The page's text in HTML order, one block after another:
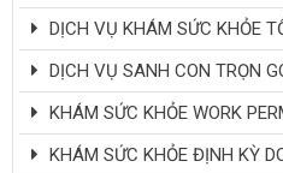
DỊCH VỤ KHÁM SỨC KHỎE
DỊCH VỤ SANH CON TRỌN
KHÁM SỨC KHỎE WORK
KHÁM SỨC KHỎE ĐỊNH KỲ